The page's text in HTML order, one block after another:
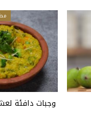
وجبات دافئة